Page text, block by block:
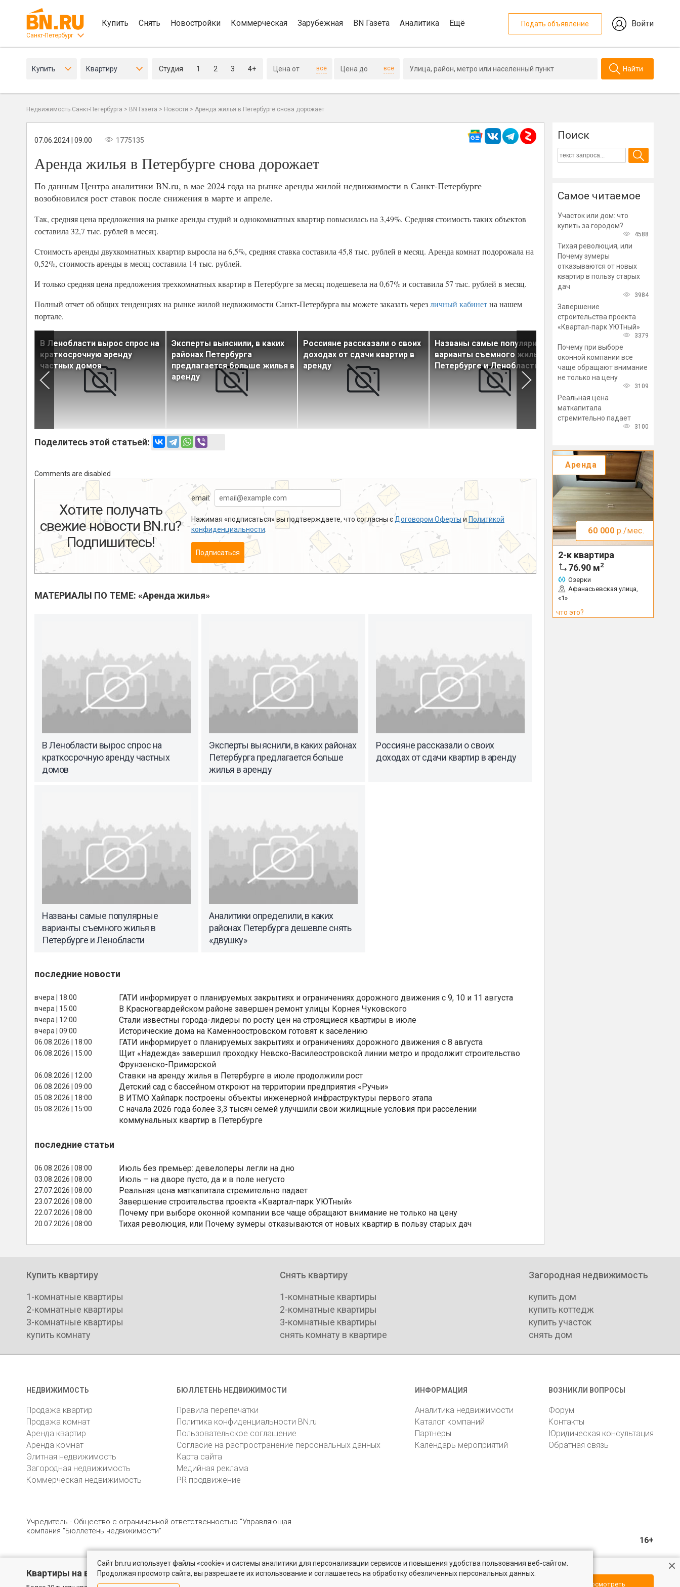
Санкт-Петербург
Купить Снять Новостройки Коммерческая Зарубежная BN Газета Аналитика Ещё Подать объявление Войти
Купить Квартиру Студия 1 2 3 4+ всё всё Найти
Недвижимость Санкт-Петербурга > BN Газета > Новости > Аренда жилья в Петербурге снова дорожает
07.06.2024 | 09:00 1775135
Аренда жилья в Петербурге снова дорожает
По данным Центра аналитики BN.ru, в мае 2024 года на рынке аренды жилой недвижимости в Санкт-Петербурге
возобновился рост ставок после снижения в марте и апреле.
Так, средняя цена предложения на рынке аренды студий и однокомнатных квартир повысилась на 3,49%. Средняя стоимость таких объектов
составила 32,7 тыс. рублей в месяц.
Стоимость аренды двухкомнатных квартир выросла на 6,5%, средняя ставка составила 45,8 тыс. рублей в месяц. Аренда комнат подорожала на
0,52%, стоимость аренды в месяц составила 14 тыс. рублей.
И только средняя цена предложения трехкомнатных квартир в Петербурге за месяц подешевела на 0,67% и составила 57 тыс. рублей в месяц.
Полный отчет об общих тенденциях на рынке жилой недвижимости Санкт-Петербурга вы можете заказать черезличный кабинетна нашем
портале.
В Ленобласти вырос спрос на
краткосрочную аренду
частных домов
Эксперты выяснили, в каких
районах Петербурга
предлагается больше жилья в
аренду
Россияне рассказали о своих
доходах от сдачи квартир в
аренду
Названы самые популярные
варианты съемного жилья в
Петербурге и Ленобласти
Аналитики определили, в
каких районах Петербурга
дешевле снять «двушку»
Квартиры на вторичном рынке
Посмотреть
Поделитесь этой статьей:
Comments are disabled
Хотите получать
свежие новости BN.ru?
Подпишитесь!
email:
Нажимая «подписаться» вы подтверждаете, что согласны с Договором Оферты и Политикой
конфиденциальности
Подписаться
МАТЕРИАЛЫ ПО ТЕМЕ: «Аренда жилья»
В Ленобласти вырос спрос на
краткосрочную аренду частных
домов
Эксперты выяснили, в каких районах
Петербурга предлагается больше
жилья в аренду
Россияне рассказали о своих
доходах от сдачи квартир в аренду
Названы самые популярные
варианты съемного жилья в
Петербурге и Ленобласти
Аналитики определили, в каких
районах Петербурга дешевле снять
«двушку»
последние новости
вчера | 18:00 ГАТИ информирует о планируемых закрытиях и ограничениях дорожного движения с 9, 10 и 11 августа
вчера | 15:00 В Красногвардейском районе завершен ремонт улицы Корнея Чуковского
вчера | 12:00 Стали известны города-лидеры по росту цен на строящиеся квартиры в июле
вчера | 09:00 Исторические дома на Каменноостровском готовят к заселению
06.08.2026 | 18:00 ГАТИ информирует о планируемых закрытиях и ограничениях дорожного движения с 8 августа
06.08.2026 | 15:00
Щит «Надежда» завершил проходку Невско-Василеостровской линии метро и продолжит строительство
Фрунзенско-Приморской
06.08.2026 | 12:00 Ставки на аренду жилья в Петербурге в июле продолжили рост
06.08.2026 | 09:00 Детский сад с бассейном откроют на территории предприятия «Ручьи»
05.08.2026 | 18:00 В ИТМО Хайпарк построены объекты инженерной инфраструктуры первого этапа
05.08.2026 | 15:00
С начала 2026 года более 3,3 тысяч семей улучшили свои жилищные условия при расселении
коммунальных квартир в Петербурге
последние статьи
06.08.2026 | 08:00 Июль без премьер: девелоперы легли на дно
03.08.2026 | 08:00 Июль – на дворе пусто, да и в поле негусто
27.07.2026 | 08:00 Реальная цена маткапитала стремительно падает
23.07.2026 | 08:00 Завершение строительства проекта «Квартал-парк УЮТный»
22.07.2026 | 08:00 Почему при выборе оконной компании все чаще обращают внимание не только на цену
20.07.2026 | 08:00 Тихая революция, или Почему зумеры отказываются от новых квартир в пользу старых дач
Поиск
Самое читаемое
Участок или дом: что
купить за городом?
4588
Тихая революция, или
Почему зумеры
отказываются от новых
квартир в пользу старых
дач
3984
Завершение
строительства проекта
«Квартал-парк УЮТный»
3379
Почему при выборе
оконной компании все
чаще обращают внимание
не только на цену
3109
Реальная цена
маткапитала
стремительно падает
3100
Аренда
60 000 р./мес.
2-к квартира
76.90 м2
Озерки
Афанасьевская улица,
«1»
что это?
Купить квартиру
1-комнатные квартиры
2-комнатные квартиры
3-комнатные квартиры
купить комнату
Снять квартиру
1-комнатные квартиры
2-комнатные квартиры
3-комнатные квартиры
снять комнату в квартире
Загородная недвижимость
купить дом
купить коттедж
купить участок
снять дом
НЕДВИЖИМОСТЬ
Продажа квартир
Продажа комнат
Аренда квартир
Аренда комнат
Элитная недвижимость
Загородная недвижимость
Коммерческая недвижимость
БЮЛЛЕТЕНЬ НЕДВИЖИМОСТИ
Правила перепечатки
Политика конфиденциальности BN.ru
Пользовательское соглашение
Согласие на распространение персональных данных
Карта сайта
Медийная реклама
PR продвижение
ИНФОРМАЦИЯ
Аналитика недвижимости
Каталог компаний
Партнеры
Календарь мероприятий
ВОЗНИКЛИ ВОПРОСЫ
Форум
Контакты
Юридическая консультация
Обратная связь
Учредитель - Общество с ограниченной ответственностью "Управляющая
компания "Бюллетень недвижимости"
16+
© 2005 – 2026, ООО «УК «БН» 8 (812) 331-93-56 196105, Санкт-Петербург, пр. Юрия Гагарина, 1 reklama@bn.ru
Сайт bn.ru использует файлы «cookie» и системы аналитики для персонализации сервисов и повышения удобства пользования веб-сайтом.
Продолжая просмотр сайта, вы разрешаете их использование и соглашаетесь на обработку обезличенных персональных данных.